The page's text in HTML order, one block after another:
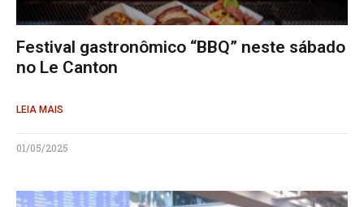
Festival gastronômico “BBQ” neste sábado
no Le Canton
LEIA MAIS
01/05/2025